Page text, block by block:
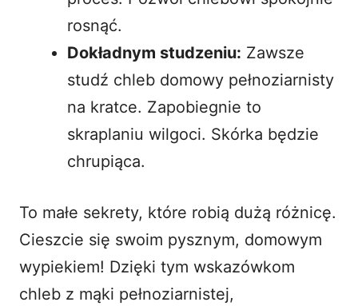
rosnąć.
Dokładnym studzeniu: Zawsze
studź chleb domowy pełnoziarnisty
na kratce. Zapobiegnie to
skraplaniu wilgoci. Skórka będzie
chrupiąca.
To małe sekrety, które robią dużą różnicę.
Cieszcie się swoim pysznym, domowym
wypiekiem! Dzięki tym wskazówkom
chleb z mąki pełnoziarnistej,